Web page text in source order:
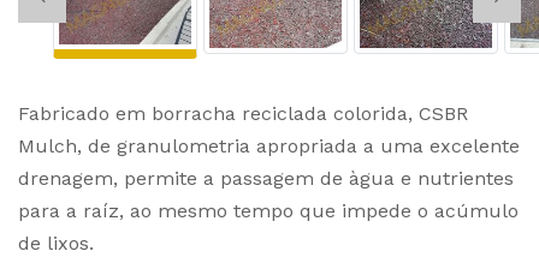
Fabricado em borracha reciclada colorida, CSBR
Mulch, de granulometria apropriada a uma excelente
drenagem, permite a passagem de àgua e nutrientes
para a raíz, ao mesmo tempo que impede o acúmulo
de lixos.